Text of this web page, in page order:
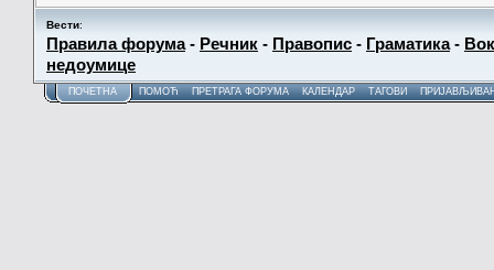
Вести:
Правила форума- Речник - Правопис - Граматика-
недоумице
ПОЧЕТНА ПОМОЋ ПРЕТРАГА ФОРУМА КАЛЕНДАР ТАГОВИ